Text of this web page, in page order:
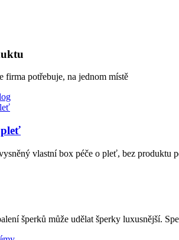
firma potřebuje, na jednom místě
pleť
vlastní box péče o pleť, bez produktu
šperků může udělat šperky luxusnější.